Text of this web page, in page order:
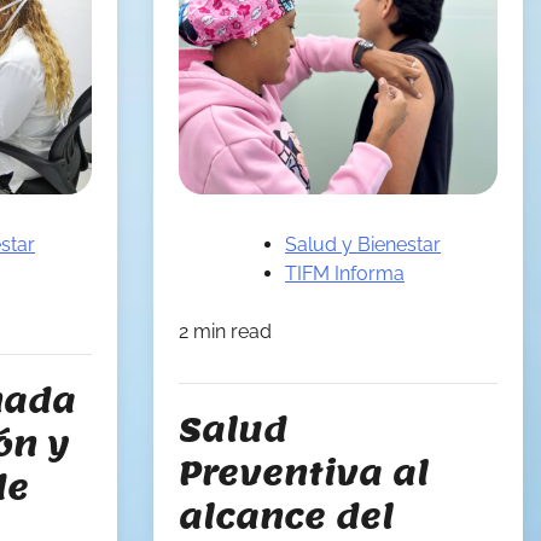
y
Salud y Bienestar
TIFM Informa
2 min read
Salud
Preventiva al
alcance del